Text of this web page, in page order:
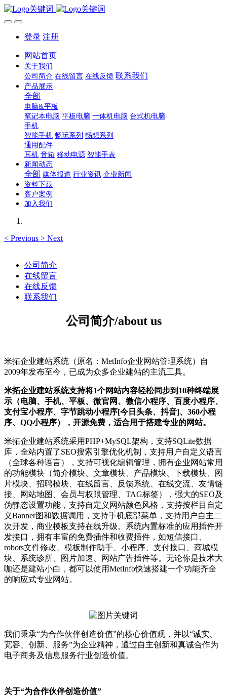
登录 注册
网站首页
关于我们
公司简介 在线留言 在线反馈 联系我们
产品展示
全部
电脑&平板
笔记本电脑 平板电脑 一体机电脑 台式机电脑
手机
智能手机 畅玩系列 畅想系列
通用配件
耳机 音箱 移动电源 智能手表
新闻动态
全部 媒体报道 行业资讯 企业新闻
资料下载
客户案例
加入我们
< Previous > Next
公司简介
在线留言
在线反馈
联系我们
公司简介/about us
米拓企业建站系统（原名：MetInfo企业网站管理系统）自
2009年发布至今，已成为众多企业建站的主流工具。
米拓企业建站系统支持将1个网站内容轻松同步到10种终端展
示（电脑、手机、平板、微官网、微信小程序、百度小程序、
支付宝小程序、字节跳动小程序[今日头条、抖音]、360小程
序、QQ小程序），开源免费，适合用于搭建专业的网站。
米拓企业建站系统采用PHP+MySQL架构，支持SQLite数据
库，全站内置了SEO搜索引擎优化机制，支持用户自定义语言
（全球各种语言），支持可视化编辑管理，拥有企业网站常用
的功能模块（简介模块、文章模块、产品模块、下载模块、图
片模块、招聘模块、在线留言、反馈系统、在线交流、友情链
接、网站地图、会员与权限管理、TAG标签），强大的SEO及
伪静态设置功能，支持自定义网站颜色风格，支持按栏目自定
义Banner图和数据调用，支持手机底部菜单，支持用户自主二
次开发，商业模板支持在线升级。系统内置标准的应用插件开
发接口，拥有丰富的免费插件和收费插件，如短信接口、
robots文件修改、模板制作助手、小程序、支付接口、商城模
块、系统诊所、图片加速、网站广告插件等。无论你是技术大
咖还是建站小白，都可以使用MetInfo快速搭建一个功能齐全
的响应式专业网站。
我们秉承“为合作伙伴创造价值”的核心价值观，并以“诚实、
宽容、创新、服务”为企业精神，通过自主创新和真诚合作为
电子商务及信息服务行业创造价值。
关于“为合作伙伴创造价值”